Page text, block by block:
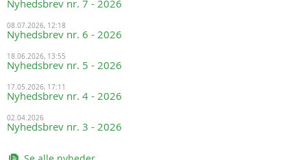
Nyhedsbrev nr. 7 - 2026
08.07.2026, 12:18
Nyhedsbrev nr. 6 - 2026
18.06.2026, 13:55
Nyhedsbrev nr. 5 - 2026
17.05.2026, 17:11
Nyhedsbrev nr. 4 - 2026
02.04.2026
Nyhedsbrev nr. 3 - 2026